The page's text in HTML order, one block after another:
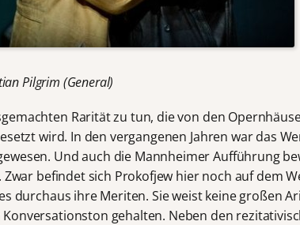
Pilgrim (General)
Rarität zu tun, die von den
wird. In den vergangenen Jahren war das
Und auch die Mannheimer Aufführung
Zwar befindet sich Prokofjew hier noch auf dem
durchaus ihre Meriten. Sie weist keine großen
gehalten. Neben den